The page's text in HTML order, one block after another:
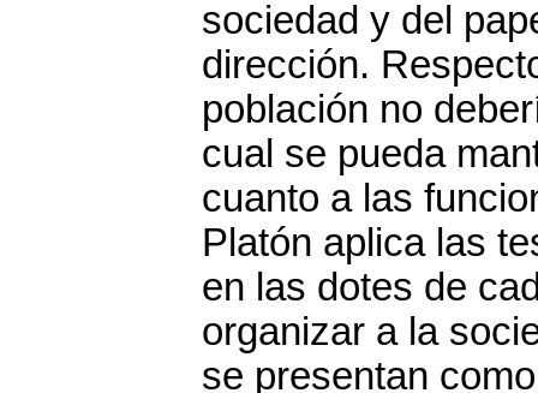
sociedad y del
dirección.
población no
cual se pueda
cuanto a las
Platón aplica las
en las dotes de
organizar a la
se presentan